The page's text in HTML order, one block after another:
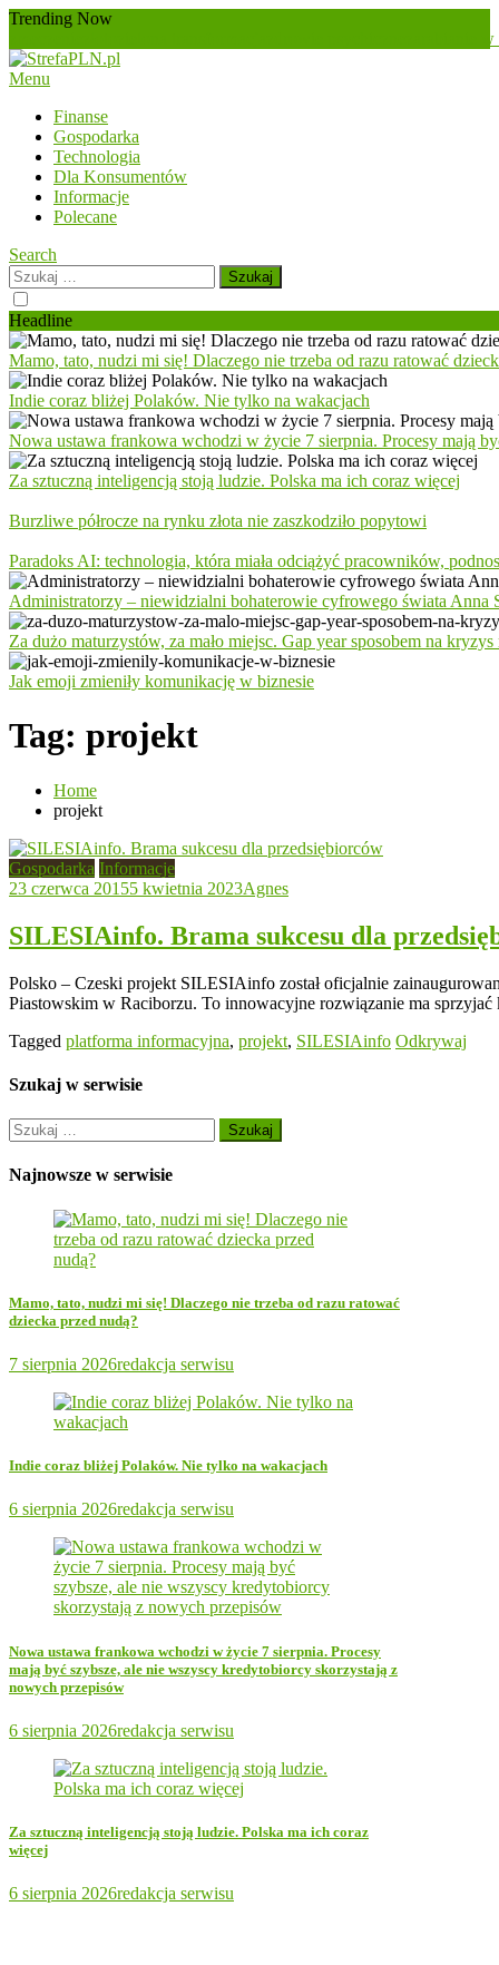
Skip
Content
Trending Now
zarabianie
Menu
Finanse
Gospodarka
Technologia
Dla Konsumentów
Informacje
Polecane
Search
Szukaj:
Headline
Mamo, tato, nudzi mi się! Dlaczego nie trzeba od razu ratować
Indie coraz bliżej Polaków. Nie tylko na wakacjach
Nowa ustawa frankowa wchodzi w życie 7 sierpnia. Procesy mają
Za sztuczną inteligencją stoją ludzie. Polska ma ich coraz więcej
Burzliwe półrocze na rynku złota nie zaszkodziło popytowi
Paradoks AI: technologia, która miała odciążyć pracowników,
Administratorzy – niewidzialni bohaterowie cyfrowego świata Anna
Za dużo maturzystów, za mało miejsc. Gap year sposobem na
Jak emoji zmieniły komunikację w biznesie
Tag: projekt
Home
projekt
Gospodarka Informacje
23 czerwca 20155 kwietnia 2023Agnes
SILESIAinfo. Brama sukcesu dla
Polsko – Czeski projekt SILESIAinfo został oficjalnie
Piastowskim w Raciborzu. To innowacyjne rozwiązanie ma
Tagged platforma informacyjna, projekt, SILESIAinfo Odkrywaj
Szukaj w serwisie
Szukaj:
Najnowsze w serwisie
Mamo, tato, nudzi mi się! Dlaczego nie trzeba od razu ratować
dziecka przed nudą?
7 sierpnia 2026redakcja serwisu
Indie coraz bliżej Polaków. Nie tylko na wakacjach
6 sierpnia 2026redakcja serwisu
Nowa ustawa frankowa wchodzi w życie 7 sierpnia. Procesy
mają być szybsze, ale nie wszyscy kredytobiorcy skorzystają z
nowych przepisów
6 sierpnia 2026redakcja serwisu
Za sztuczną inteligencją stoją ludzie. Polska ma ich coraz
więcej
6 sierpnia 2026redakcja serwisu